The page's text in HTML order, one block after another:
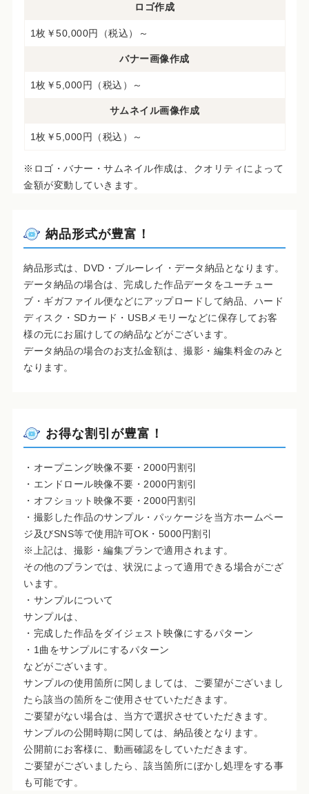
ロゴ作成
1枚￥50,000円（税込）～
バナー画像作成
1枚￥5,000円（税込）～
サムネイル画像作成
1枚￥5,000円（税込）～
※ロゴ・バナー・サムネイル作成は、クオリティによって
金額が変動していきます。
納品形式が豊富！
納品形式は、DVD・ブルーレイ・データ納品となります。
データ納品の場合は、完成した作品データをユーチュー
ブ・ギガファイル便などにアップロードして納品、ハード
ディスク・SDカード・USBメモリーなどに保存してお客
様の元にお届けしての納品などがございます。
データ納品の場合のお支払金額は、撮影・編集料金のみと
なります。
お得な割引が豊富！
・オープニング映像不要・2000円割引
・エンドロール映像不要・2000円割引
・オフショット映像不要・2000円割引
・撮影した作品のサンプル・パッケージを当方ホームペー
ジ及びSNS等で使用許可OK・5000円割引
※上記は、撮影・編集プランで適用されます。
その他のプランでは、状況によって適用できる場合がござ
います。
・サンプルについて
サンプルは、
・完成した作品をダイジェスト映像にするパターン
・1曲をサンプルにするパターン
などがございます。
サンプルの使用箇所に関しましては、ご要望がございまし
たら該当の箇所をご使用させていただきます。
ご要望がない場合は、当方で選択させていただきます。
サンプルの公開時期に関しては、納品後となります。
公開前にお客様に、動画確認をしていただきます。
ご要望がございましたら、該当箇所にぼかし処理をする事
も可能です。